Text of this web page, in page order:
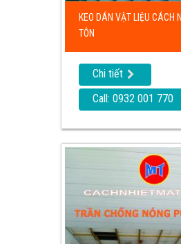
KEO DÁN VẬT LIỆU CÁCH
TÔN
Chi tiết
Call: 0932 001 770